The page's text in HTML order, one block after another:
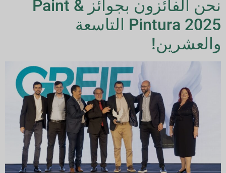
نحن الفائزون بجوائز Paint &
Pintura 2025 التاسعة
والعشرين!